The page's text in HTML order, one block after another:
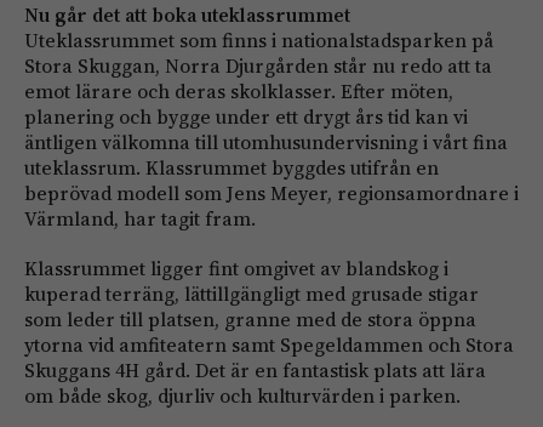
Nu går det att boka uteklassrummet
Uteklassrummet som finns i nationalstadsparken på
Stora Skuggan, Norra Djurgården står nu redo att ta
emot lärare och deras skolklasser. Efter möten,
planering och bygge under ett drygt års tid kan vi
äntligen välkomna till utomhusundervisning i vårt fina
uteklassrum. Klassrummet byggdes utifrån en
beprövad modell som Jens Meyer, regionsamordnare i
Värmland, har tagit fram.
Klassrummet ligger fint omgivet av blandskog i
kuperad terräng, lättillgängligt med grusade stigar
som leder till platsen, granne med de stora öppna
ytorna vid amfiteatern samt Spegeldammen och Stora
Skuggans 4H gård. Det är en fantastisk plats att lära
om både skog, djurliv och kulturvärden i parken.